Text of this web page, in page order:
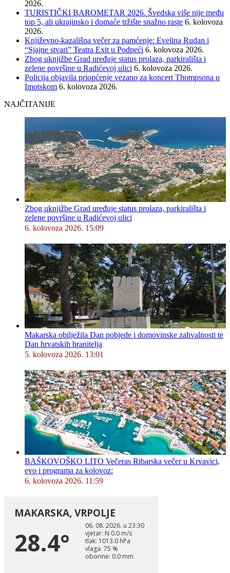
2026.
TURISTIČKI BAROMETAR 2026. Švedska više nije među
top 5, ali ukrajinsko i domaće tržište snažno raste 6. kolovoza
2026.
Književno-kazališna večer za pamćenje: Evelina Rudan i
“Sjajne stvari” Teatra Exit u Podpeći 6. kolovoza 2026.
Zbog uknjižbe Grad uređuje status prolaza, parkirališta i
zelene površine u Radićevoj ulici 6. kolovoza 2026.
Policija objavila priopćenje vezano za koncert Thompsona u
Imotskom 6. kolovoza 2026.
NAJČITANIJE
Zbog uknjižbe Grad uređuje status prolaza, parkirališta i
zelene površine u Radićevoj ulici
6. kolovoza 2026. 15:09
Makarska obilježila Dan pobjede i domovinske zahvalnosti te
Dan hrvatskih branitelja
5. kolovoza 2026. 13:01
BAŠKOVOŠKO LITO Večeras Ribarska večer u Krvavici,
evo i programa za kolovoz:
6. kolovoza 2026. 11:59